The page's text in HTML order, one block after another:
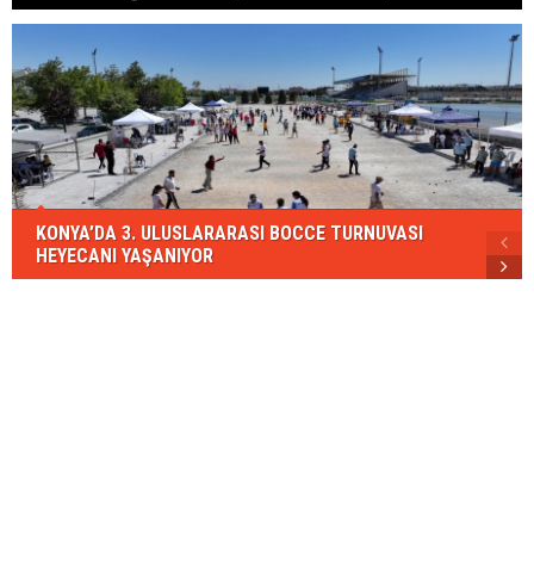
KONYA’DA 3. ULUSLARARASI BOCCE TURNUVASI
HEYECANI YAŞANIYOR